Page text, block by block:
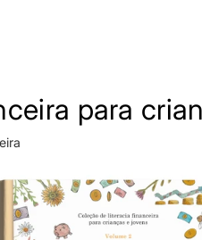
para